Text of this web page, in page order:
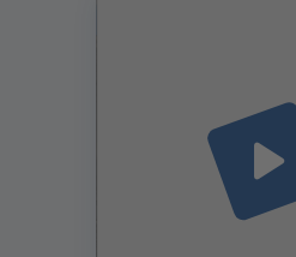
play_arrow